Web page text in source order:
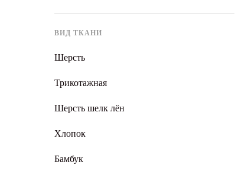
ВИД ТКАНИ
Шерсть
Трикотажная
Шерсть шелк лён
Хлопок
Бамбук